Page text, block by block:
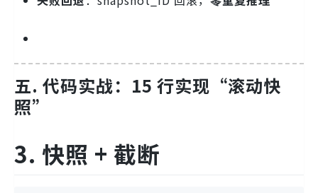
五. 代码实战：15 行实现“滚动快
照”
3. 快照 + 截断